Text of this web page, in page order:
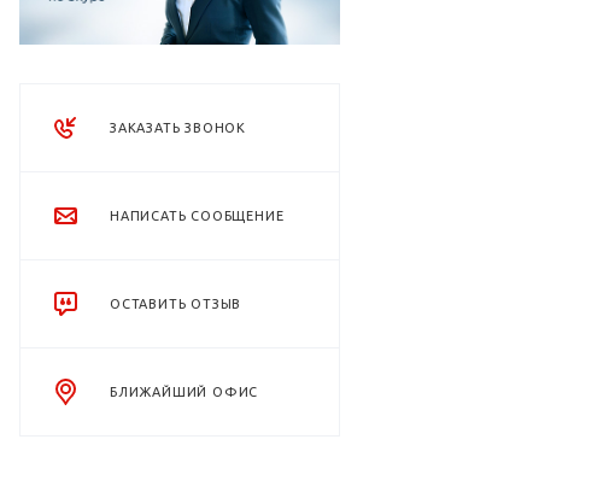
ЗАКАЗАТЬ ЗВОНОК
НАПИСАТЬ СООБЩЕНИЕ
ОСТАВИТЬ ОТЗЫВ
БЛИЖАЙШИЙ ОФИС